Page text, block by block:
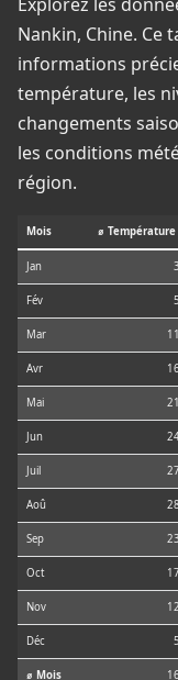
Explorez les
Nankin, Chine. Ce
informations
température, les
changements
les conditions
région.
Mois ⌀ Température
Jan
Fév
Mar
Avr
Mai
Jun
Juil
Aoû
Sep
Oct
Nov
Déc
⌀ Mois